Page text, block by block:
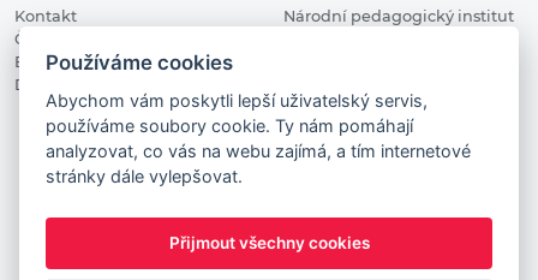
Kontakt
Členské organizace
Blog
Digitalizace ve vzdělávání
Národní pedagogický institut
DigiKoalice 2021. All rights reserved
Vstup do administrace
This project has received funding from the European
Commission Innovation and Networks Executive Agency (now
Používáme cookies
Abychom vám poskytli lepší uživatelský servis,
používáme soubory cookie. Ty nám pomáhají
analyzovat, co vás na webu zajímá, a tím internetové
stránky dále vylepšovat.
Přijmout všechny cookies